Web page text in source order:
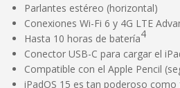
Parlantes estéreo (horizontal)
Conexiones Wi-Fi 6 y 4G LTE
Hasta 10 horas de batería4
Conector USB-C para cargar el
Compatible con el Apple Pencil
iPadOS 15 es tan poderoso como